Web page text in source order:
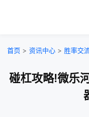
首页 > 资讯中心 > 胜率交
碰杠攻略!微乐